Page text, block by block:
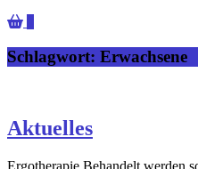
Schlagwort: Erwachsene
Aktuelles